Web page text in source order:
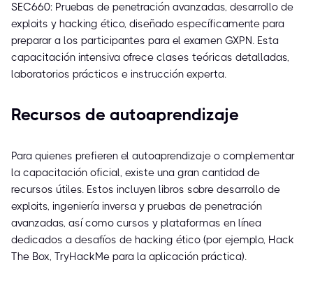
SEC660: Pruebas de penetración avanzadas, desarrollo de
exploits y hacking ético, diseñado específicamente para
preparar a los participantes para el examen GXPN. Esta
capacitación intensiva ofrece clases teóricas detalladas,
laboratorios prácticos e instrucción experta.
Recursos de autoaprendizaje
Para quienes prefieren el autoaprendizaje o complementar
la capacitación oficial, existe una gran cantidad de
recursos útiles. Estos incluyen libros sobre desarrollo de
exploits, ingeniería inversa y pruebas de penetración
avanzadas, así como cursos y plataformas en línea
dedicados a desafíos de hacking ético (por ejemplo, Hack
The Box, TryHackMe para la aplicación práctica).